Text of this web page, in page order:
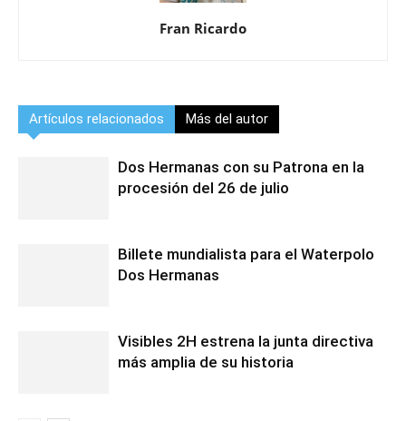
Fran Ricardo
Artículos relacionados Más del autor
Dos Hermanas con su Patrona en la
procesión del 26 de julio
Billete mundialista para el Waterpolo
Dos Hermanas
Visibles 2H estrena la junta directiva
más amplia de su historia